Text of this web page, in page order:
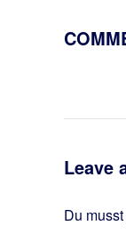
Leave
Du musst